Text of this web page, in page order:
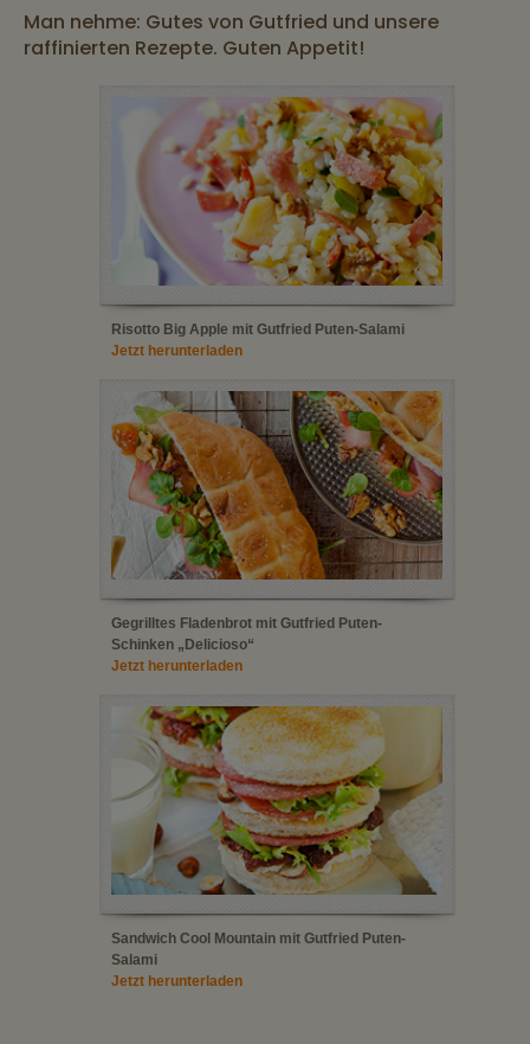
Man nehme: Gutes von Gutfried und unsere
raffinierten Rezepte. Guten Appetit!
Risotto Big Apple mit Gutfried Puten-Salami
Jetzt herunterladen
Gegrilltes Fladenbrot mit Gutfried Puten-
Schinken „Delicioso“
Jetzt herunterladen
Sandwich Cool Mountain mit Gutfried Puten-
Salami
Jetzt herunterladen